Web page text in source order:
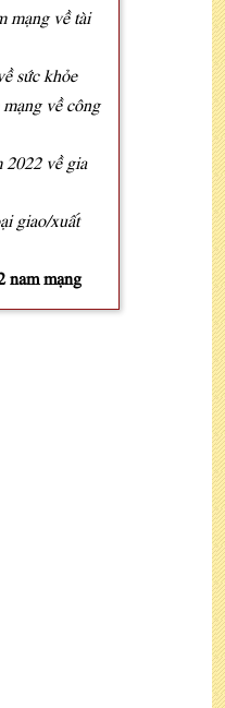
mạng về tài
sức khỏe
về công
về gia
giao/xuất
nam mạng